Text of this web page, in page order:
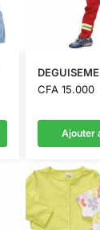
CFA15.000
Ajouter